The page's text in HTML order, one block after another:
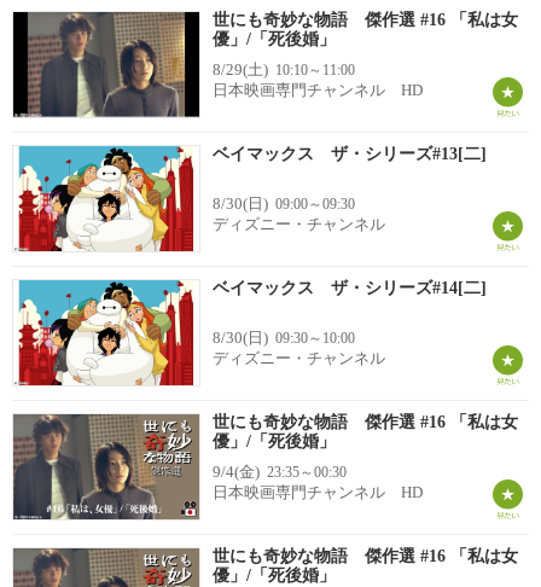
世にも奇妙な物語 傑作選 #16 「私は女
優」/「死後婚」
8/29(土) 10:10～11:00
日本映画専門チャンネル HD
ベイマックス ザ・シリーズ#13[二]
8/30(日) 09:00～09:30
ディズニー・チャンネル
ベイマックス ザ・シリーズ#14[二]
8/30(日) 09:30～10:00
ディズニー・チャンネル
世にも奇妙な物語 傑作選 #16 「私は女
優」/「死後婚」
9/4(金) 23:35～00:30
日本映画専門チャンネル HD
世にも奇妙な物語 傑作選 #16 「私は女
優」/「死後婚」